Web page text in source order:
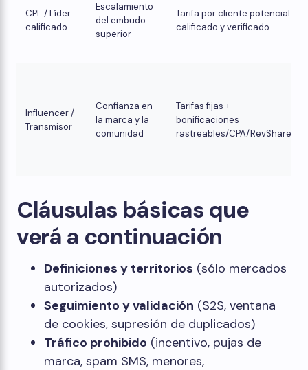
CPL / Líder
calificado
Escalamiento
del embudo
superior
Tarifa por cliente potencial
calificado y verificado
Influencer /
Transmisor
Confianza en
la marca y la
comunidad
Tarifas fijas +
bonificaciones
rastreables/CPA/RevShare
Cláusulas básicas que
verá a continuación
Definiciones y territorios (sólo mercados
autorizados)
Seguimiento y validación (S2S, ventana
de cookies, supresión de duplicados)
Tráfico prohibido (incentivo, pujas de
marca, spam SMS, menores,